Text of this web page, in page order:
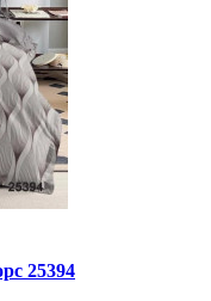
25394